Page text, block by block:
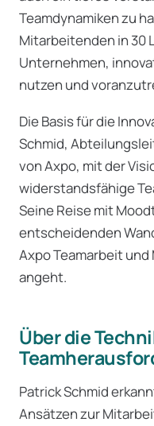
Teamdynamiken zu
Mitarbeitenden in 30
Unternehmen,
nutzen und
Die Basis für die
Schmid,
von Axpo, mit der
widerstandsfähige
Seine Reise mit
entscheidenden
Axpo Teamarbeit
angeht.
Über die
Patrick Schmid
Ansätzen zur